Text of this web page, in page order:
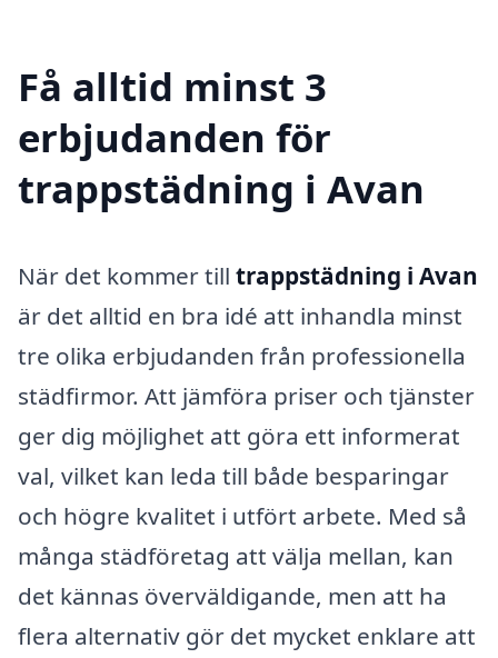
Få alltid minst 3
erbjudanden för
trappstädning i Avan
När det kommer till trappstädning i Avan
är det alltid en bra idé att inhandla minst
tre olika erbjudanden från professionella
städfirmor. Att jämföra priser och tjänster
ger dig möjlighet att göra ett informerat
val, vilket kan leda till både besparingar
och högre kvalitet i utfört arbete. Med så
många städföretag att välja mellan, kan
det kännas överväldigande, men att ha
flera alternativ gör det mycket enklare att